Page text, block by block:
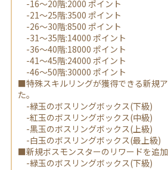
-16～20階:2000 ポイント
-21～25階:3500 ポイント
-26～30階:8500 ポイント
-31～35階:14000 ポイント
-36～40階:18000 ポイント
-41～45階:24000 ポイント
-46～50階:30000 ポイント
■特殊スキルリングが獲得できる新規
た。
-緑玉のボスリングボックス(下級)
-紅玉のボスリングボックス(中級)
-黒玉のボスリングボックス(上級)
-白玉のボスリングボックス(最上級)
■新規ボスモンスターのリワードを追加
-緑玉のボスリングボックス(下級)